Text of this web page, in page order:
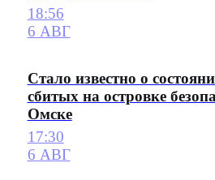
18:56
6 АВГ
Стало известно о
сбитых на островке
Омске
17:30
6 АВГ